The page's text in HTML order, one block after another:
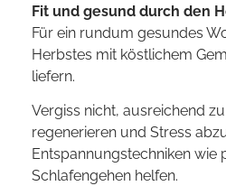
Fit und gesund durch den
Für ein rundum gesundes
Herbstes mit köstlichem
liefern.
Vergiss nicht, ausreichend
regenerieren und Stress
Entspannungstechniken
Schlafengehen helfen.